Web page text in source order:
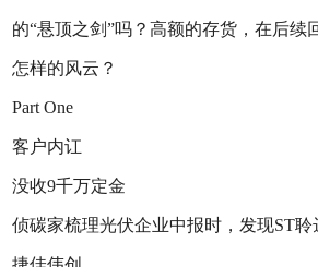
的“悬顶之剑”吗？高额的存货，在后续
怎样的风云？
Part One
客户内讧
没收9千万定金
侦碳家梳理光伏企业中报时，发现ST聆